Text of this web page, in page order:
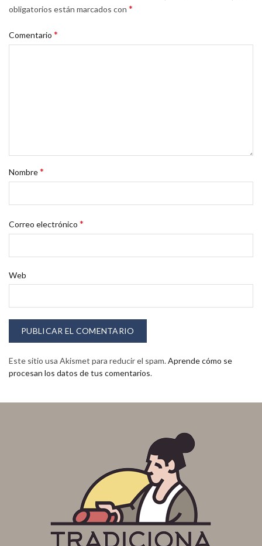
obligatorios están marcados con *
Comentario *
Nombre*
Correo electrónico *
Web
Este sitio usa Akismet para reducir el spam.Aprende cómo se
procesan los datos de tus comentarios.